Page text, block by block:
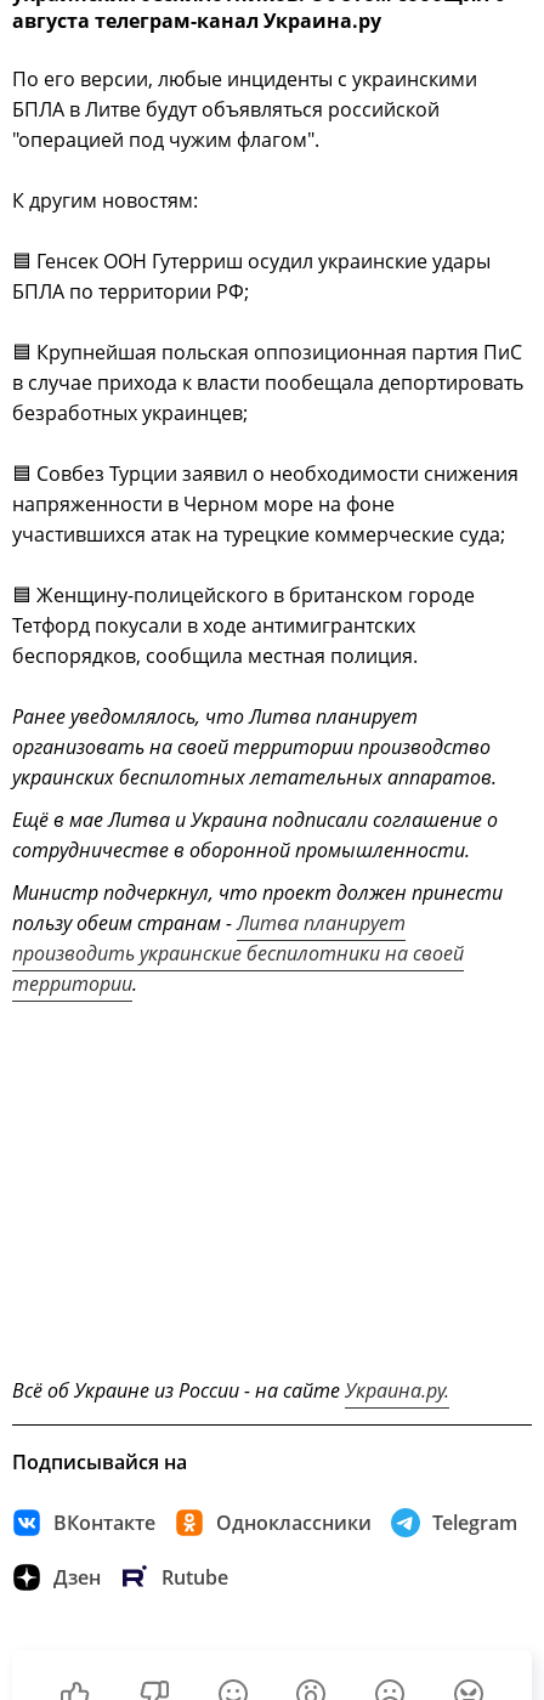
августа телеграм-канал Украина.ру
По его версии, любые инциденты с украинскими
БПЛА в Литве будут объявляться российской
"операцией под чужим флагом".
К другим новостям:
🟦 Генсек ООН Гутерриш осудил украинские удары
БПЛА по территории РФ;
🟦 Крупнейшая польская оппозиционная партия ПиС
в случае прихода к власти пообещала депортировать
безработных украинцев;
🟦 Совбез Турции заявил о необходимости снижения
напряженности в Черном море на фоне
участившихся атак на турецкие коммерческие суда;
🟦 Женщину-полицейского в британском городе
Тетфорд покусали в ходе антимигрантских
беспорядков, сообщила местная полиция.
Ранее уведомлялось, что Литва планирует
организовать на своей территории производство
украинских беспилотных летательных аппаратов.
Ещё в мае Литва и Украина подписали соглашение о
сотрудничестве в оборонной промышленности.
Министр подчеркнул, что проект должен принести
пользу обеим странам -Литва планирует
производить украинские беспилотники на своей
территории.
Всё об Украине из России - на сайтеУкраина.ру.
Подписывайся на
ВКонтакте Одноклассники Telegram
Дзен Rutube